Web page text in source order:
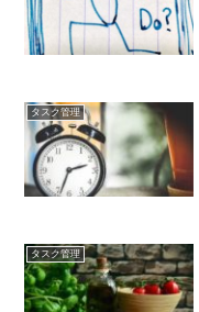
タスク管理
タスク管理